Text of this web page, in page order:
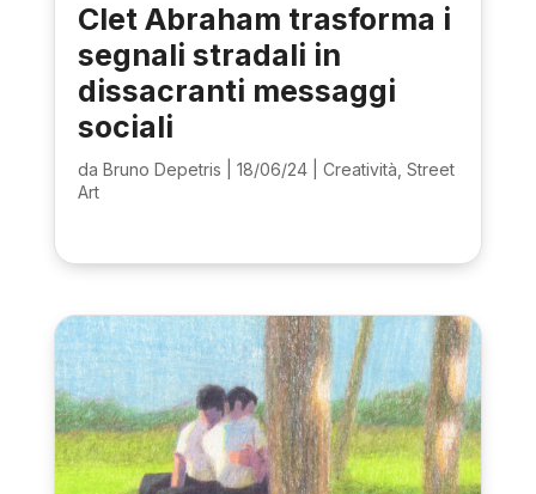
Clet Abraham trasforma i
segnali stradali in
dissacranti messaggi
sociali
da Bruno Depetris 18/06/24| Creatività, Street
Art